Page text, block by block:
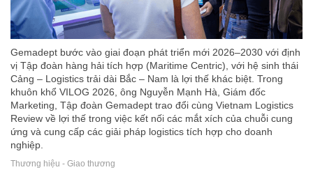
Gemadept bước vào giai đoạn phát triển mới 2026–2030 với định
vị Tập đoàn hàng hải tích hợp (Maritime Centric), với hệ sinh thái
Cảng – Logistics trải dài Bắc – Nam là lợi thế khác biệt. Trong
khuôn khổ VILOG 2026, ông Nguyễn Mạnh Hà, Giám đốc
Marketing, Tập đoàn Gemadept trao đổi cùng Vietnam Logistics
Review về lợi thế trong việc kết nối các mắt xích của chuỗi cung
ứng và cung cấp các giải pháp logistics tích hợp cho doanh
nghiệp.
Thương hiệu - Giao thương